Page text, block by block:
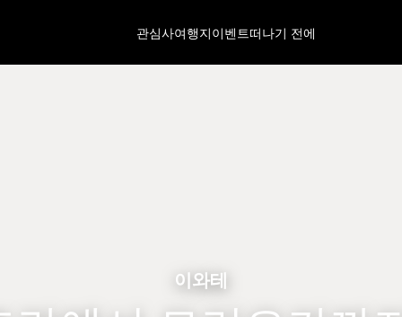
관심사여행지이벤트떠나기 전에
이와테